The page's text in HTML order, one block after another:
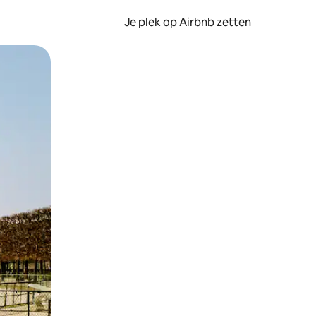
Je plek op Airbnb zetten
of swipen.